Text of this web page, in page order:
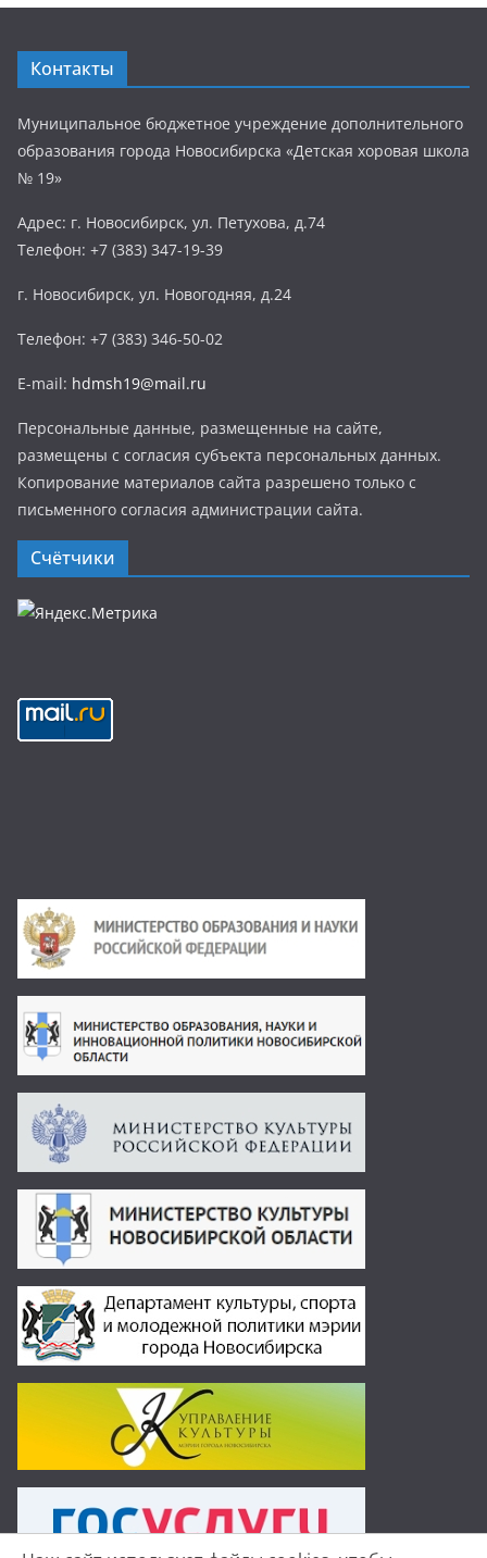
Контакты
Муниципальное бюджетное учреждение дополнительного
образования города Новосибирска «Детская хоровая школа
№ 19»
Адрес: г. Новосибирск, ул. Петухова, д.74
Телефон: +7 (383) 347-19-39
г. Новосибирск, ул. Новогодняя, д.24
Телефон: +7 (383) 346-50-02
E-mail: hdmsh19@mail.ru
Персональные данные, размещенные на сайте,
размещены с согласия субъекта персональных данных.
Копирование материалов сайта разрешено только с
письменного согласия администрации сайта.
Счётчики